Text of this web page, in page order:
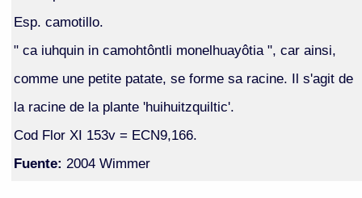
Esp. camotillo.
" ca iuhquin in camohtôntli monelhuayôtia ", car ainsi,
comme une petite patate, se forme sa racine. Il s'agit de
la racine de la plante 'huihuitzquiltic'.
Cod Flor XI 153v = ECN9,166.
Fuente: 2004 Wimmer